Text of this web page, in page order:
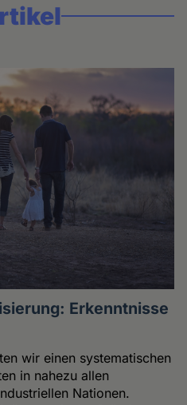
Erkenntnisse
wir einen systematischen
in nahezu allen
Nationen.